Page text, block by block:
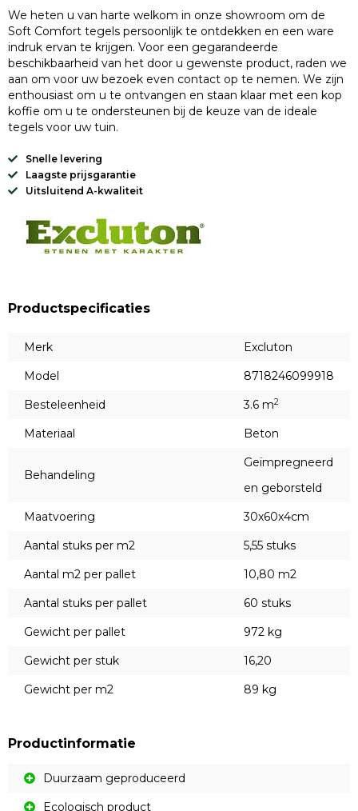
We heten u van harte welkom in onze showroom om de
Soft Comfort tegels persoonlijk te ontdekken en een ware
indruk ervan te krijgen. Voor een gegarandeerde
beschikbaarheid van het door u gewenste product, raden we
aan om voor uw bezoek even contact op te nemen. We zijn
enthousiast om u te ontvangen en staan klaar met een kop
koffie om u te ondersteunen bij de keuze van de ideale
tegels voor uw tuin.
Snelle levering
Laagste prijsgarantie
Uitsluitend A-kwaliteit
Productspecificaties
Merk
Excluton
Model
8718246099918
Besteleenheid
3.6 m2
Materiaal Beton
Behandeling
Geïmpregneerd
en geborsteld
Maatvoering
30x60x4cm
Aantal stuks per m2
5,55 stuks
Aantal m2 per pallet
10,80 m2
Aantal stuks per pallet
60 stuks
Gewicht per pallet
972 kg
Gewicht per stuk
16,20
Gewicht per m2
89 kg
Productinformatie
Duurzaam geproduceerd
Ecologisch product